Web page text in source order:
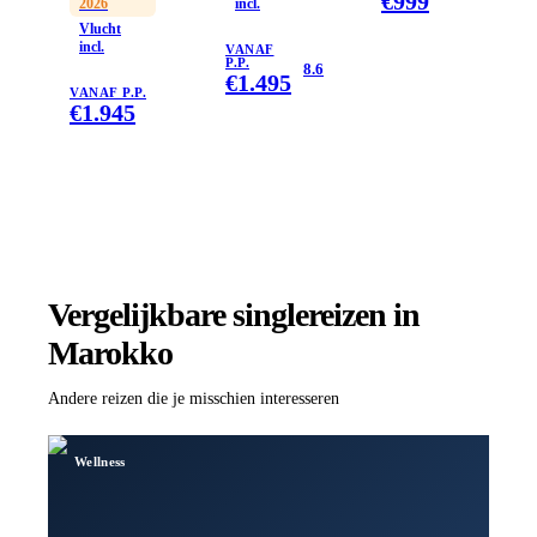
en-één
ervaringen
Vlucht
incl.
VANAF P.P.
€1.945
VANAF
P.P.
€1.495 8.6
Vergelijkbare singlereizen in
Marokko
Andere reizen die je misschien interesseren
Wellness